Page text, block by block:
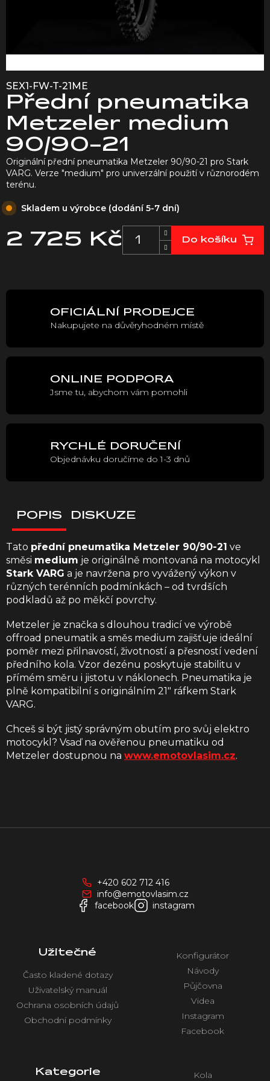
SEX1-FW-T-21ME
Přední pneumatika
Metzeler medium
90/90-21
2 725 Kč
cena:
Skladem u výrobce (dodání 5-7 dní)
Do košíku
Originální přední pneumatika Metzeler 90/90-21 pro Stark
VARG. Verze "medium" pro univerzální použití v různorodém
terénu.
OFICIÁLNÍ PRODEJCE
Nakupujete na důvěryhodném místě
ONLINE PODPORA
Jsme tu, abychom vám pomohli
RYCHLÉ DORUČENÍ
Objednávku doručíme do 1-3 dnů
POPIS DISKUZE
Tato přední pneumatika Metzeler 90/90-21 ve
směsi medium je originálně montovaná na motocykl
Stark VARG a je navržena pro vyvážený výkon v
různých terénních podmínkách – od tvrdších
podkladů až po měkčí povrchy.
Metzeler je značka s dlouhou tradicí ve výrobě
offroad pneumatik a směs medium zajišťuje ideální
poměr mezi přilnavostí, životností a přesností vedení
předního kola. Vzor dezénu poskytuje stabilitu v
přímém směru i jistotu v náklonech. Pneumatika je
plně kompatibilní s originálním 21″ ráfkem Stark
VARG.
Chceš si být jistý správným obutím pro svůj elektro
motocykl? Vsaď na ověřenou pneumatiku od
Metzeler dostupnou na www.emotovlasim.cz.
+420 602 712 416
info@emotovlasim.cz
facebook
instagram
Užitečné
Často kladené dotazy
Uživatelský manuál
Ochrana osobních údajů
Obchodní podmínky
Konfigurátor
Návody
Půjčovna
Videa
Instagram
Facebook
Kategorie Kola